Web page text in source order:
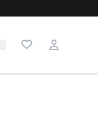
Favoriten
Login